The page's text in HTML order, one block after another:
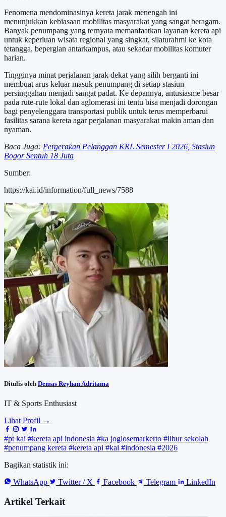
Fenomena mendominasinya kereta jarak menengah ini
menunjukkan kebiasaan mobilitas masyarakat yang sangat beragam.
Banyak penumpang yang ternyata memanfaatkan layanan kereta api
untuk keperluan wisata regional yang singkat, silaturahmi ke kota
tetangga, bepergian antarkampus, atau sekadar mobilitas komuter
harian.
Tingginya minat perjalanan jarak dekat yang silih berganti ini
membuat arus keluar masuk penumpang di setiap stasiun
persinggahan menjadi sangat padat. Ke depannya, antusiasme besar
pada rute-rute lokal dan aglomerasi ini tentu bisa menjadi dorongan
bagi penyelenggara transportasi publik untuk terus memperbarui
fasilitas sarana kereta agar perjalanan masyarakat makin aman dan
nyaman.
Baca Juga: Pergerakan Pelanggan KRL Semester I 2026, Stasiun
Bogor Sentuh 18 Juta
Sumber:
https://kai.id/information/full_news/7588
Ditulis oleh Demas Reyhan Adritama
IT & Sports Enthusiast
Lihat Profil →
#pt kai #kereta api indonesia #ka joglosemarkerto #libur sekolah
#penumpang kereta #kereta api #kai #indonesia #2026
Bagikan statistik ini:
WhatsApp
Twitter / X Facebook Telegram LinkedIn
Artikel Terkait